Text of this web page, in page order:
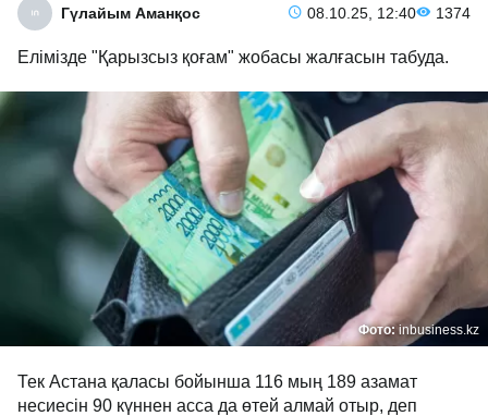
Гүлайым Аманқос 08.10.25, 12:40 1374
Елімізде "Қарызсыз қоғам" жобасы жалғасын табуда.
Фото: inbusiness.kz
Тек Астана қаласы бойынша 116 мың 189 азамат
несиесін 90 күннен асса да өтей алмай отыр, деп